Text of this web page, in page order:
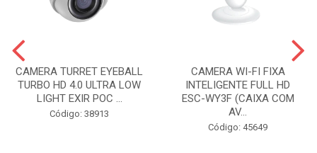
CAMERA TURRET EYEBALL
TURBO HD 4.0 ULTRA LOW
LIGHT EXIR POC ...
Código: 38913
CAMERA WI-FI FIXA
INTELIGENTE FULL HD
ESC-WY3F (CAIXA COM
AV...
Código: 45649